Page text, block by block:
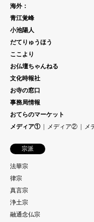
海外：
青江覚峰
小池陽人
だてりゅうほう
ここより
お仏壇ちゃんねる
文化時報社
お寺の窓口
事務局情報
おてらのマーケット
メディア①
メディア② メ
宗派
法華宗
律宗
真言宗
浄土宗
融通念仏宗